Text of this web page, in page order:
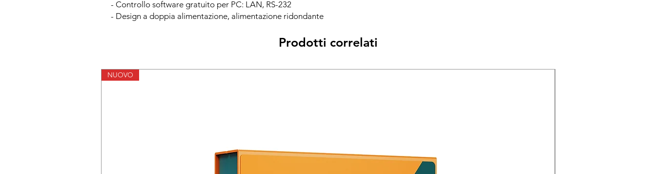
- Controllo software gratuito per PC: LAN, RS-232
- Design a doppia alimentazione, alimentazione ridondante
Prodotti correlati
NUOVO